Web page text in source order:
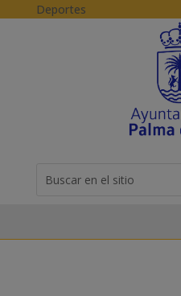
Skip to content
Deportes
for...